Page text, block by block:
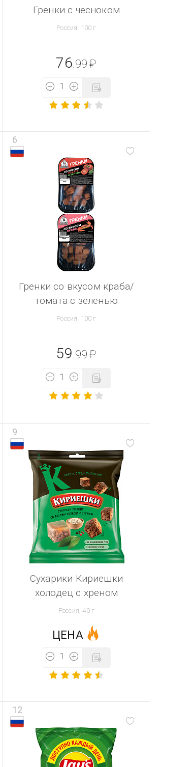
Гренки с чесноком
Россия, 100 г
76 .99 ₽
6
Гренки со вкусом краба/
томата с зеленью
Россия, 100 г
59 .99 ₽
9
Сухарики Кириешки
холодец с хреном
Россия, 40 г
ЦЕНА
12